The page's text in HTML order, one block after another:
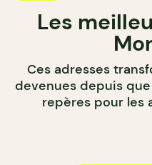
Les
Ces adresses
devenues depuis
repères pour les